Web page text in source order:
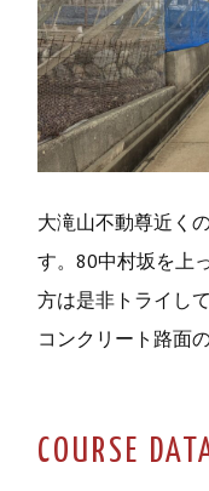
大滝山不動尊近く
す。80中村坂を上
方は是非トライし
コンクリート路面
COURSE